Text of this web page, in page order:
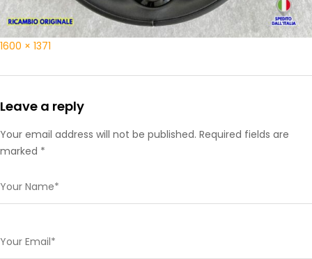
1600 × 1371
Leave a reply
Your email address will not be published. Required fields are
marked *